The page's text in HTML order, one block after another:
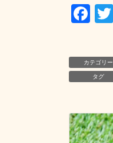
F
c
e
b
o
o
カテゴリー
タグ